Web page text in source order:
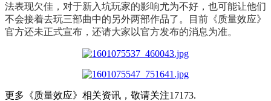
法表现欠佳，对于新入坑玩家的影响尤为不好，也可能让他们
不会接着去玩三部曲中的另外两部作品了。
目前《质量效应》
官方还未正式宣布，还请大家以官方发布的消息为准。
更多《质量效应》相关资讯，敬请关注17173.